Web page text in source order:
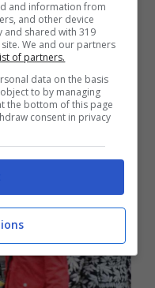
scrosci al
,
però, riferisce
positive in vista
and information from
and other device
and shared with 319
We and our partners
of partners.
data on the basis
to by managing
the bottom of this page
consent in privacy